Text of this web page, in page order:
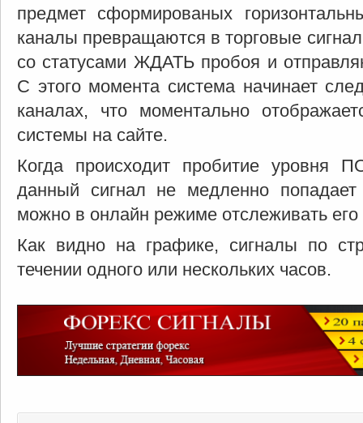
предмет сформированых
каналы превращаются в торговые
со статусами ЖДАТЬ пробоя и
С этого момента система начинает
каналах, что моментально
системы на сайте.
Когда происходит пробитие
данный сигнал не медленно
можно в онлайн режиме отслеживать его
Как видно на графике, сигналы по
течении одного или нескольких часов.